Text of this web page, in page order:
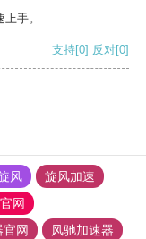
手。
支持[0] 反对[0]
风
旋风加速
网
网
风驰加速器